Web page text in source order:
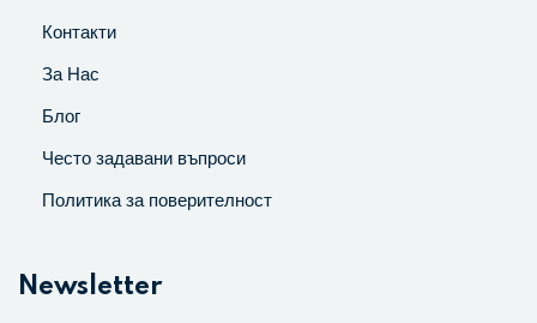
Контакти
За Нас
Блог
Често задавани въпроси
Политика за поверителност
Newsletter